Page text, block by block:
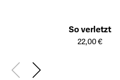
So verletzt
Öffnet die Detailseite des Produkts
22,00 €